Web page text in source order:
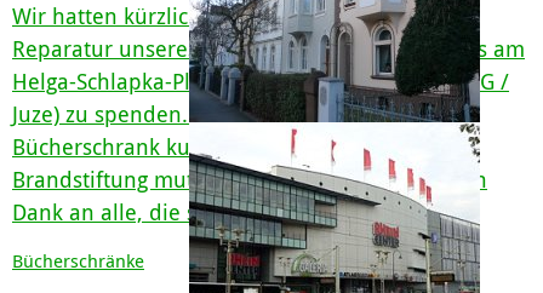
Wir hatten kürzlich dazu aufgerufen, für die
Reparatur unseres öffentlichen Bücherschranks am
Helga-Schlapka-Platz in Weiden (gegenüber GBG /
Juze) zu spenden. Wie berichtet wurde der
Bücherschrank kurz vor Jahresende durch
Brandstiftung mutwillig stark beschädigt. Vielen
Dank an alle, die schon ges...
Bücherschränke